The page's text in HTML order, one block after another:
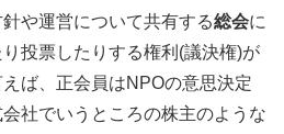
や運営について共有する総会に
投票したりする権利(議決権)が
ば、正会員はNPOの意思決定
社でいうところの株主のような